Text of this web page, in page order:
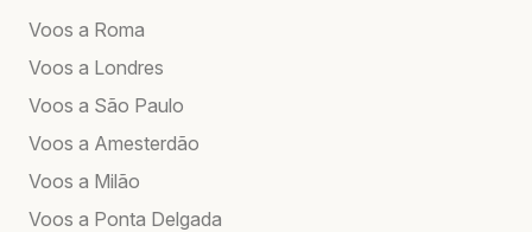
Voos a Roma
Voos a Londres
Voos a São Paulo
Voos a Amesterdão
Voos a Milão
Voos a Ponta Delgada